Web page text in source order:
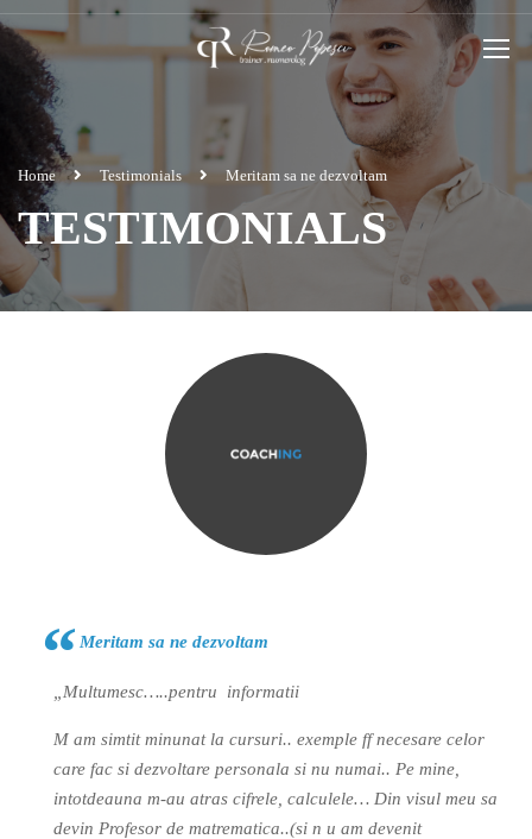
Home Testimonials Meritam sa ne dezvoltam
TESTIMONIALS
Meritam sa ne dezvoltam
„Multumesc…..pentru informatii
M am simtit minunat la cursuri.. exemple ff necesare celor
care fac si dezvoltare personala si nu numai.. Pe mine,
intotdeauna m-au atras cifrele, calculele… Din visul meu sa
devin Profesor de matrematica..(si n u am devenit